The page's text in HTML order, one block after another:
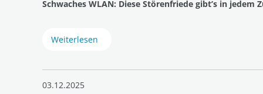
Schwaches WLAN: Diese Störenfriede gibt’s in jedem
Weiterlesen
03.12.2025